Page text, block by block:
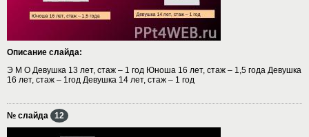
Описание слайда:
Э М О Девушка 13 лет, стаж – 1 год Юноша 16 лет, стаж – 1,5 года Девушка
16 лет, стаж – 1год Девушка 14 лет, стаж – 1 год
№ слайда 12